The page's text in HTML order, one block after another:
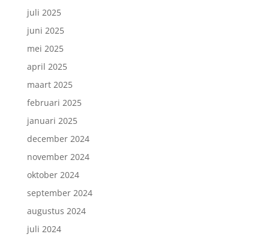
juli 2025
juni 2025
mei 2025
april 2025
maart 2025
februari 2025
januari 2025
december 2024
november 2024
oktober 2024
september 2024
augustus 2024
juli 2024